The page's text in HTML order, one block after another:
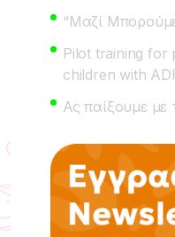
“Μαζί
Pilot training for
children with
Ας παίξουμε